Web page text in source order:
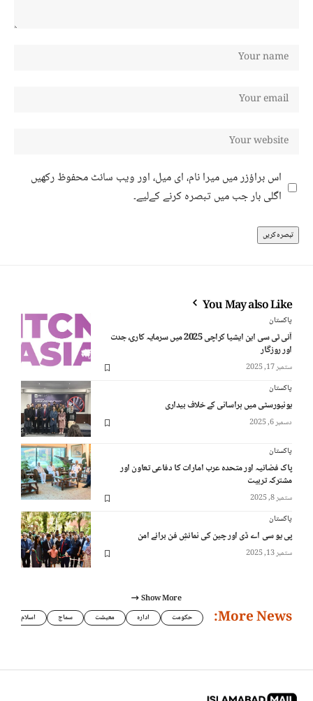
اس براؤزر میں میرا نام، ای میل، اور ویب سائٹ محفوظ رکھیں
اگلی بار جب میں تبصرہ کرنے کےلیے۔
You May also Like
پاکستان
آئی ٹی سی این ایشیا کراچی 2025 میں سرمایہ کاری، جدت
اور روزگار
ستمبر 17, 2025
پاکستان
یونیورسٹی میں ہراسانی کے خلاف بیداری
دسمبر 6, 2025
پاکستان
پاک فضائیہ اور متحدہ عرب امارات کا دفاعی تعاون اور
مشترکہ تربیت
ستمبر 8, 2025
پاکستان
پی یو سی اے ڈی اور چین کی نمائشِ فن برائے امن
ستمبر 13, 2025
Show More
More News: حکومت ادارہ معیشت سماج اسلام